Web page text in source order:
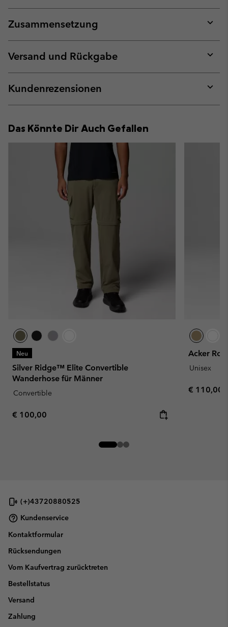
Zusammensetzung
or
Versand und Rückgabe
or
Kundenrezensionen
or
Das Könnte Dir Auch Gefallen
Neu
Silver Ridge™ Elite Convertible
Wanderhose für Männer
Convertible
Regular price:
€ 100,00
Acker
Unisex
Regular
€ 110,00
(+)43720880525
Kundenservice
Kontaktformular
Rücksendungen
Vom Kaufvertrag zurücktreten
Bestellstatus
Versand
Zahlung